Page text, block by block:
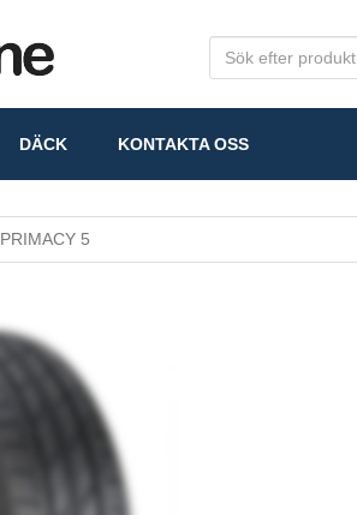
DÄCK KONTAKTA OSS
PRIMACY 5